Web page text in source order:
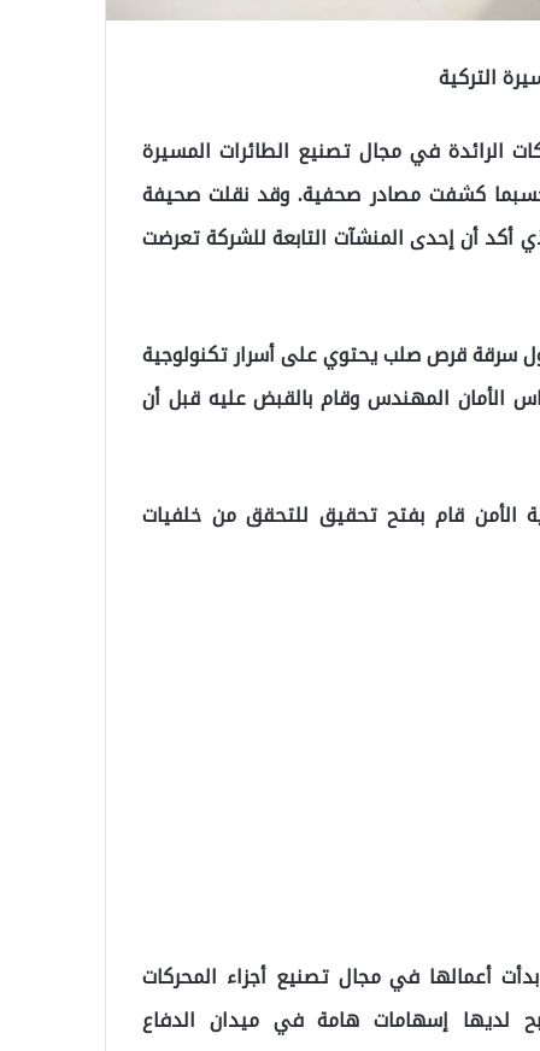
التركية
الرائدة في مجال تصنيع الطائرات المسيرة
كشفت مصادر صحفية. وقد نقلت صحيفة
أكد أن إحدى المنشآت التابعة للشركة تعرضت
سرقة قرص صلب يحتوي على أسرار تكنولوجية
الأمان المهندس وقام بالقبض عليه قبل أن
الأمن قام بفتح تحقيق للتحقق من خلفيات
تكنولوجي” في عام 1984، وقد بدأت أعمالها في مجال تصنيع أجزاء المحركات
لديها إسهامات هامة في ميدان الدفاع